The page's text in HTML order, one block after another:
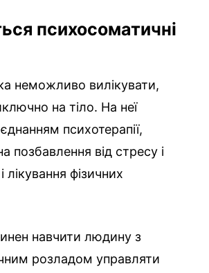
психосоматичні
неможливо вилікувати,
на тіло. На неї
психотерапії,
позбавлення від стресу і
лікування фізичних
навчити людину з
розладом управляти